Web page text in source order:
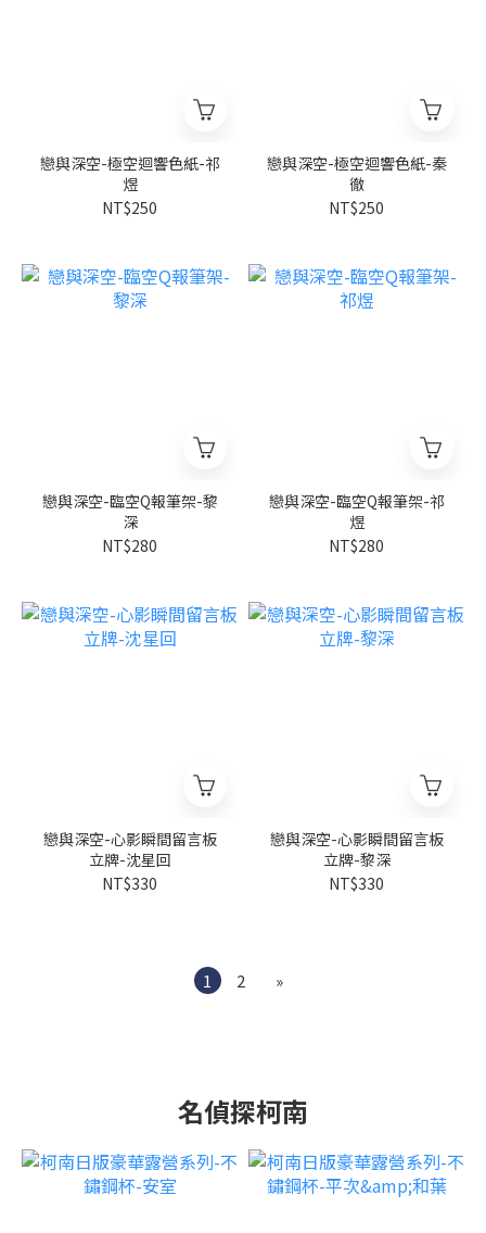
戀與深空-極空迴響色紙-祁
煜
NT$250
戀與深空-極空迴響色紙-秦
徹
NT$250
戀與深空-臨空Q報筆架-黎
深
NT$280
戀與深空-臨空Q報筆架-祁
煜
NT$280
戀與深空-心影瞬間留言板
立牌-沈星回
NT$330
戀與深空-心影瞬間留言板
立牌-黎深
NT$330
1 2 »
名偵探柯南